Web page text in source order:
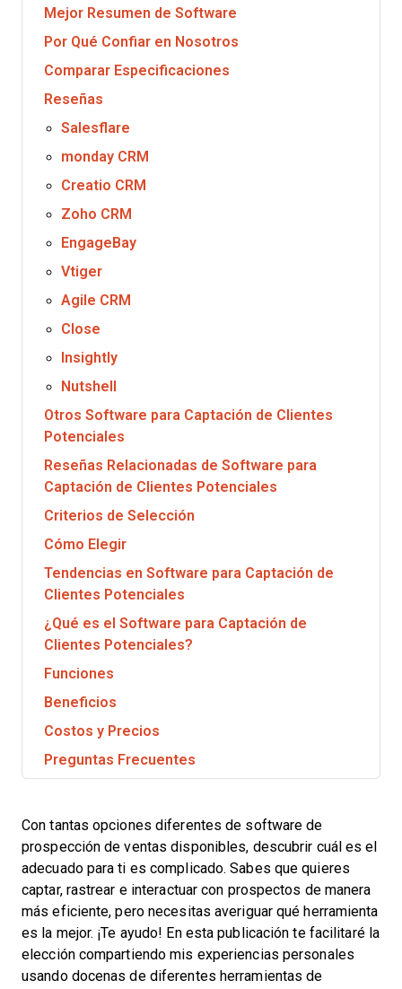
Mejor Resumen de Software
Por Qué Confiar en Nosotros
Comparar Especificaciones
Reseñas
Salesflare
monday CRM
Creatio CRM
Zoho CRM
EngageBay
Vtiger
Agile CRM
Close
Insightly
Nutshell
Otros Software para Captación de Clientes
Potenciales
Reseñas Relacionadas de Software para
Captación de Clientes Potenciales
Criterios de Selección
Cómo Elegir
Tendencias en Software para Captación de
Clientes Potenciales
¿Qué es el Software para Captación de
Clientes Potenciales?
Funciones
Beneficios
Costos y Precios
Preguntas Frecuentes
Con tantas opciones diferentes de software de
prospección de ventas disponibles, descubrir cuál es el
adecuado para ti es complicado. Sabes que quieres
captar, rastrear e interactuar con prospectos de manera
más eficiente, pero necesitas averiguar qué herramienta
es la mejor. ¡Te ayudo! En esta publicación te facilitaré la
elección compartiendo mis experiencias personales
usando docenas de diferentes herramientas de